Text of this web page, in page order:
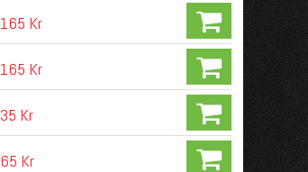
165 Kr
165 Kr
35 Kr
65 Kr